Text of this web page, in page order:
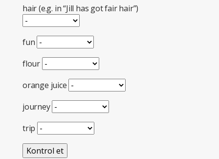
hair (e.g. in “Jill has got fair hair”)
fun
flour
orange juice
journey
trip